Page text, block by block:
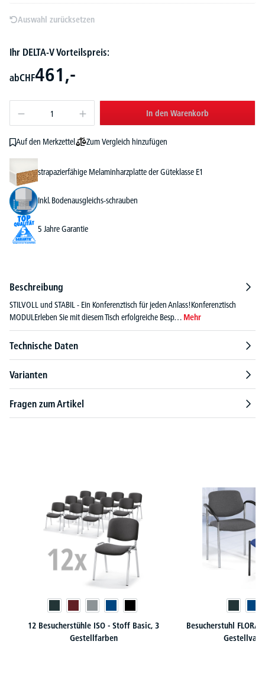
Auswahl zurücksetzen
Ihr DELTA-V Vorteilspreis:
abCHF461,-
In den Warenkorb
Auf den Merkzettel Zum Vergleich hinzufügen
strapazierfähige Melaminharzplatte der Güteklasse E1
Inkl. Bodenausgleichs-schrauben
5 Jahre Garantie
Beschreibung
STILVOLL und STABIL - Ein Konferenztisch für jeden Anlass!Konferenztisch
MODULErleben Sie mit diesem Tisch erfolgreiche Besp… Mehr
Technische Daten
Varianten
Fragen zum Artikel
12 Besucherstühle ISO - Stoff Basic, 3
Gestellfarben
Besucherstuhl